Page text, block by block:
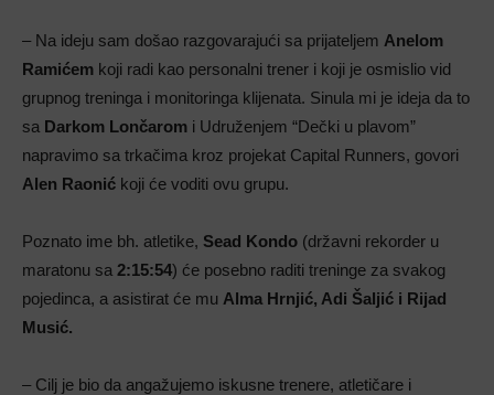
– Na ideju sam došao razgovarajući sa prijateljem Anelom
Ramićem koji radi kao personalni trener i koji je osmislio vid
grupnog treninga i monitoringa klijenata. Sinula mi je ideja da to
sa Darkom Lončarom i Udruženjem “Dečki u plavom”
napravimo sa trkačima kroz projekat Capital Runners, govori
Alen Raonić koji će voditi ovu grupu.
Poznato ime bh. atletike, Sead Kondo (državni rekorder u
maratonu sa 2:15:54) će posebno raditi treninge za svakog
pojedinca, a asistirat će mu Alma Hrnjić, Adi Šaljić i Rijad
Musić.
– Cilj je bio da angažujemo iskusne trenere, atletičare i